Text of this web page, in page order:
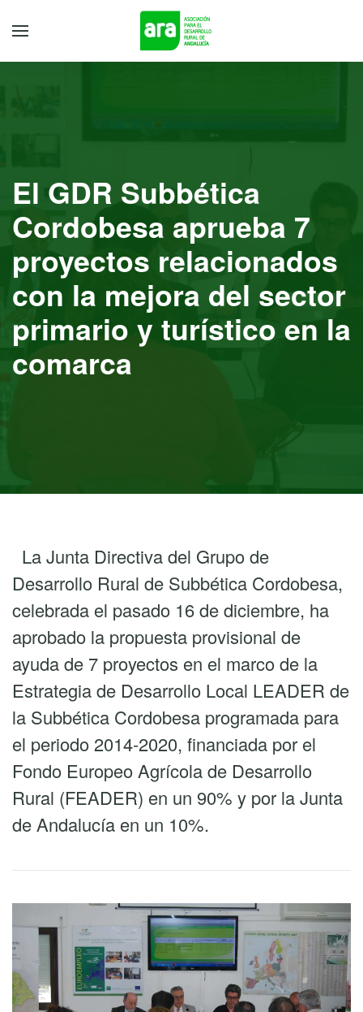
El GDR Subbética
Cordobesa aprueba 7
proyectos relacionados
con la mejora del sector
primario y turístico en la
comarca
La Junta Directiva del Grupo de
Desarrollo Rural de Subbética Cordobesa,
celebrada el pasado 16 de diciembre, ha
aprobado la propuesta provisional de
ayuda de 7 proyectos en el marco de la
Estrategia de Desarrollo Local LEADER de
la Subbética Cordobesa programada para
el periodo 2014-2020, financiada por el
Fondo Europeo Agrícola de Desarrollo
Rural (FEADER) en un 90% y por la Junta
de Andalucía en un 10%.